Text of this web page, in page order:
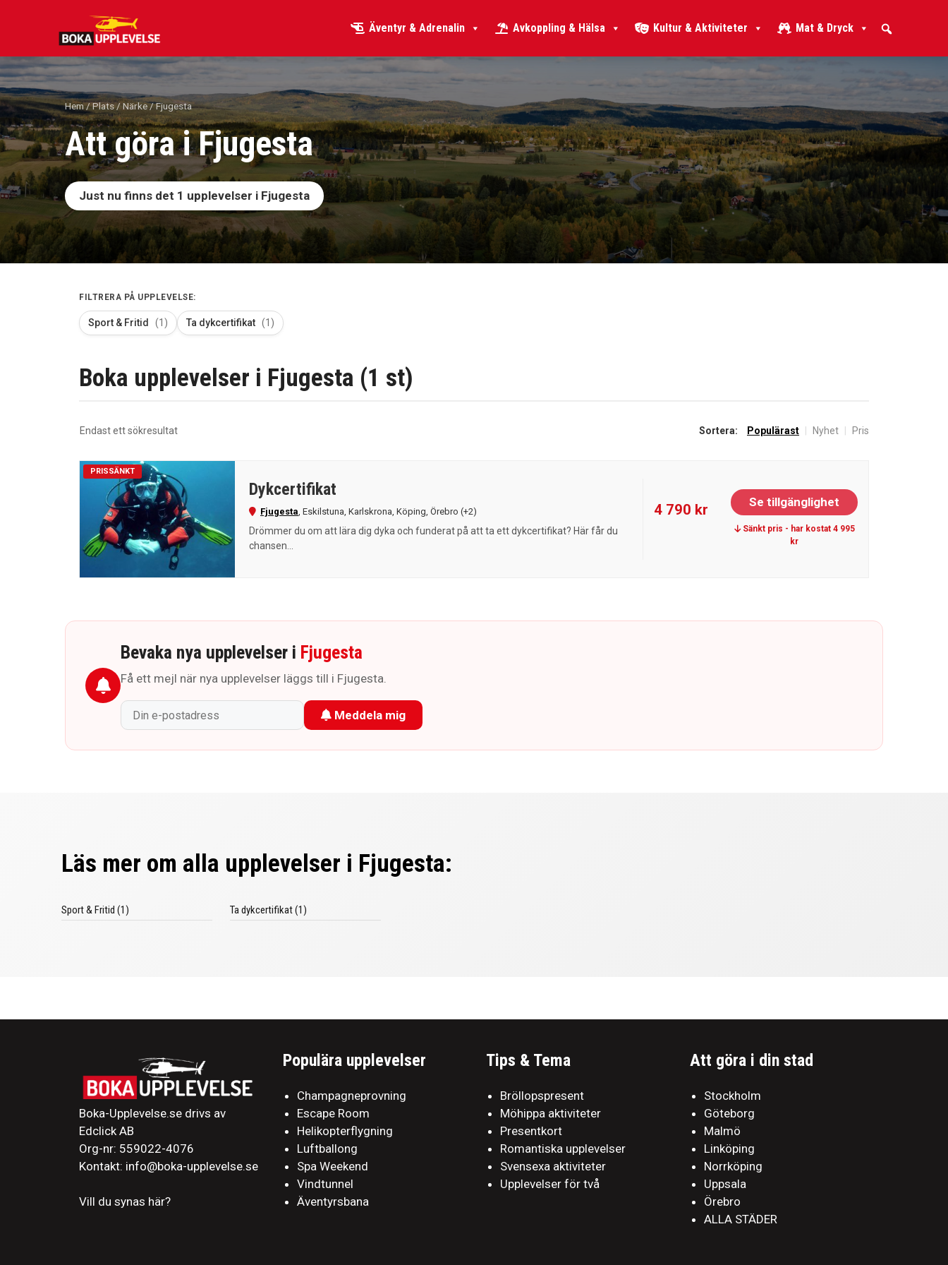
Äventyr & Adrenalin Avkoppling & Hälsa Kultur & Aktiviteter Mat & Dryck
Hem/Plats/ Närke/ Fjugesta
Att göra i Fjugesta
Just nu finns det 1 upplevelser i Fjugesta
FILTRERA PÅ UPPLEVELSE:
Sport & Fritid (1) Ta dykcertifikat (1)
Boka upplevelser i Fjugesta (1 st)
Endast ett sökresultat Sortera: Populärast Nyhet Pris
PRISSÄNKT
Dykcertifikat
Fjugesta, Eskilstuna, Karlskrona, Köping, Örebro (+2)
Drömmer du om att lära dig dyka och funderat på att ta ett dykcertifikat? Här får du
chansen...
4 790 kr Se tillgänglighet
Sänkt pris - har kostat 4 995
kr
Bevaka nya upplevelser i Fjugesta
Få ett mejl när nya upplevelser läggs till i Fjugesta.
Meddela mig
Läs mer om alla upplevelser i Fjugesta:
Sport & Fritid (1) Ta dykcertifikat (1)
Boka-Upplevelse.se drivs av
Edclick AB
Org-nr: 559022-4076
Kontakt: info@boka-upplevelse.se
Vill du synas här?
Populära upplevelser
Champagneprovning
Escape Room
Helikopterflygning
Luftballong
Spa Weekend
Vindtunnel
Äventyrsbana
Tips & Tema
Bröllopspresent
Möhippa aktiviteter
Presentkort
Romantiska upplevelser
Svensexa aktiviteter
Upplevelser för två
Att göra i din stad
Stockholm
Göteborg
Malmö
Linköping
Norrköping
Uppsala
Örebro
ALLA STÄDER